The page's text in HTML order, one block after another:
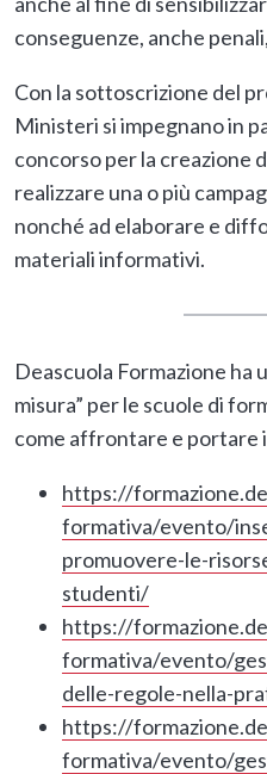
conseguenze, anche
Con la sottoscrizione del
Ministeri si impegnano in
concorso per la creazione
realizzare una o più
nonché ad elaborare e
materiali informativi.
Deascuola Formazione ha
misura” per le scuole di
come affrontare e portare
https://
formativa/evento/
promuovere-le-
studenti/
https://
formativa/evento/
delle-regole-nella-
https://
formativa/evento/